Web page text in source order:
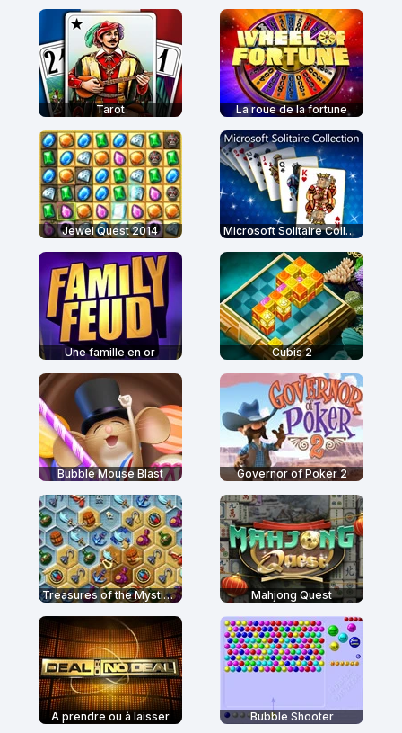
Tarot La roue de la fortune
Jewel Quest 2014 Microsoft Solitaire Collection
Une famille en or Cubis 2
Bubble Mouse Blast Governor of Poker 2
Treasures of the Mystic Sea Mahjong Quest
A prendre ou à laisser Bubble Shooter